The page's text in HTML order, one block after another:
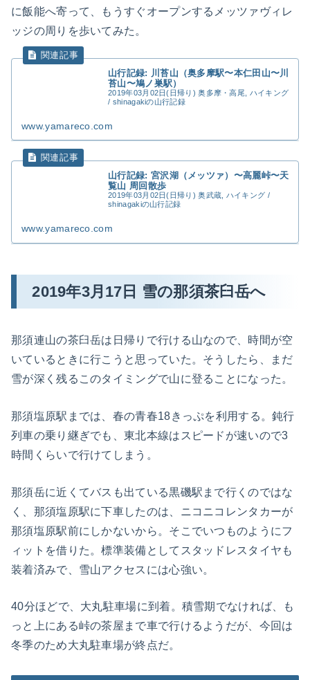
に飯能へ寄って、もうすぐオープンするメッツァヴィレ
ッジの周りを歩いてみた。
山行記録: 川苔山（奥多摩駅〜本仁田山〜川
苔山〜鳩ノ巣駅）
2019年03月02日(日帰り) 奥多摩・高尾, ハイキング
/ shinagakiの山行記録
www.yamareco.com
山行記録: 宮沢湖（メッツァ）〜高麗峠〜天
覧山 周回散歩
2019年03月02日(日帰り) 奥武蔵, ハイキング /
shinagakiの山行記録
www.yamareco.com
2019年3月17日 雪の那須茶臼岳へ
那須連山の茶臼岳は日帰りで行ける山なので、時間が空
いているときに行こうと思っていた。そうしたら、まだ
雪が深く残るこのタイミングで山に登ることになった。
那須塩原駅までは、春の青春18きっぷを利用する。鈍行
列車の乗り継ぎでも、東北本線はスピードが速いので3
時間くらいで行けてしまう。
那須岳に近くてバスも出ている黒磯駅まで行くのではな
く、那須塩原駅に下車したのは、ニコニコレンタカーが
那須塩原駅前にしかないから。そこでいつものようにフ
ィットを借りた。標準装備としてスタッドレスタイヤも
装着済みで、雪山アクセスには心強い。
40分ほどで、大丸駐車場に到着。積雪期でなければ、も
っと上にある峠の茶屋まで車で行けるようだが、今回は
冬季のため大丸駐車場が終点だ。